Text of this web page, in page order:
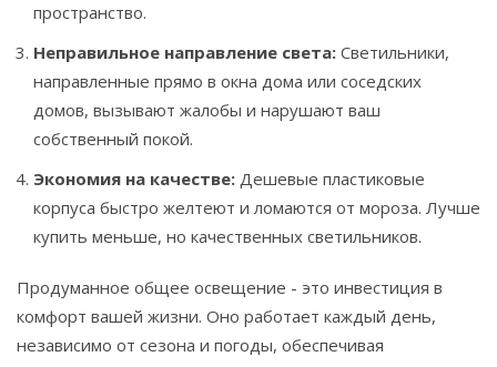
пространство.
Неправильное направление света: Светильники,
направленные прямо в окна дома или соседских
домов, вызывают жалобы и нарушают ваш
собственный покой.
Экономия на качестве: Дешевые пластиковые
корпуса быстро желтеют и ломаются от мороза. Лучше
купить меньше, но качественных светильников.
Продуманное общее освещение - это инвестиция в
комфорт вашей жизни. Оно работает каждый день,
независимо от сезона и погоды, обеспечивая